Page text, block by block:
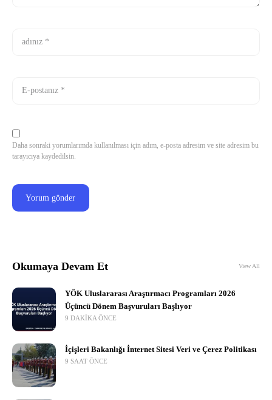
Daha sonraki yorumlarımda kullanılması için adım, e-posta adresim ve site adresim bu
tarayıcıya kaydedilsin.
Okumaya Devam Et View All
YÖK Uluslararası Araştırmacı Programları 2026
Üçüncü Dönem Başvuruları Başlıyor
9 DAKIKA ÖNCE
İçişleri Bakanlığı İnternet Sitesi Veri ve Çerez Politikası
9 SAAT ÖNCE